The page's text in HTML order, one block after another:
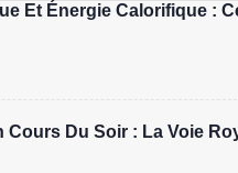
Et Énergie Calorifique :
Cours Du Soir : La Voie